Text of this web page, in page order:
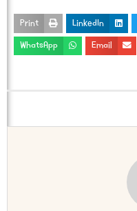
LinkedIn
Print
Email
WhatsApp